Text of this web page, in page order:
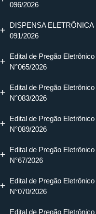
096/2026
DISPENSA ELETRÔNICA
091/2026
Edital de Pregão Eletrônico
N°065/2026
Edital de Pregão Eletrônico
N°083/2026
Edital de Pregão Eletrônico
N°089/2026
Edital de Pregão Eletrônico
N°67/2026
Edital de Pregão Eletrônico
N°070/2026
Edital de Pregão Eletrônico